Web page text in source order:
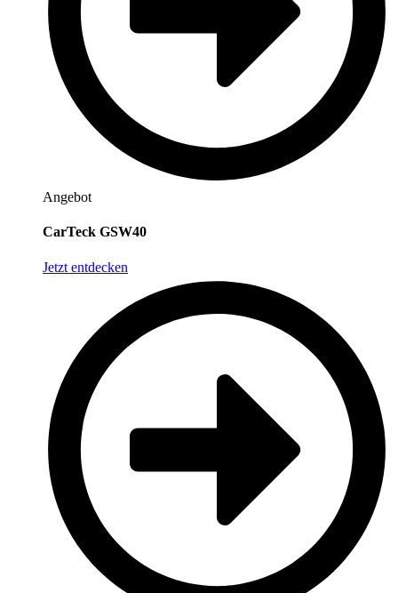
Angebot
CarTeck GSW40
Jetzt entdecken